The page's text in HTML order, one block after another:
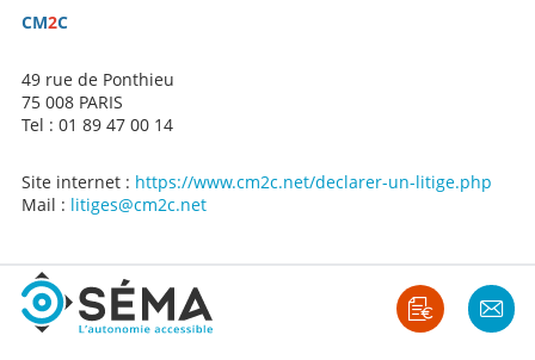
CM2C
49 rue de Ponthieu
75 008 PARIS
Tel : 01 89 47 00 14
Site internet : https://www.cm2c.net/declarer-un-litige.php
Mail : litiges@cm2c.net